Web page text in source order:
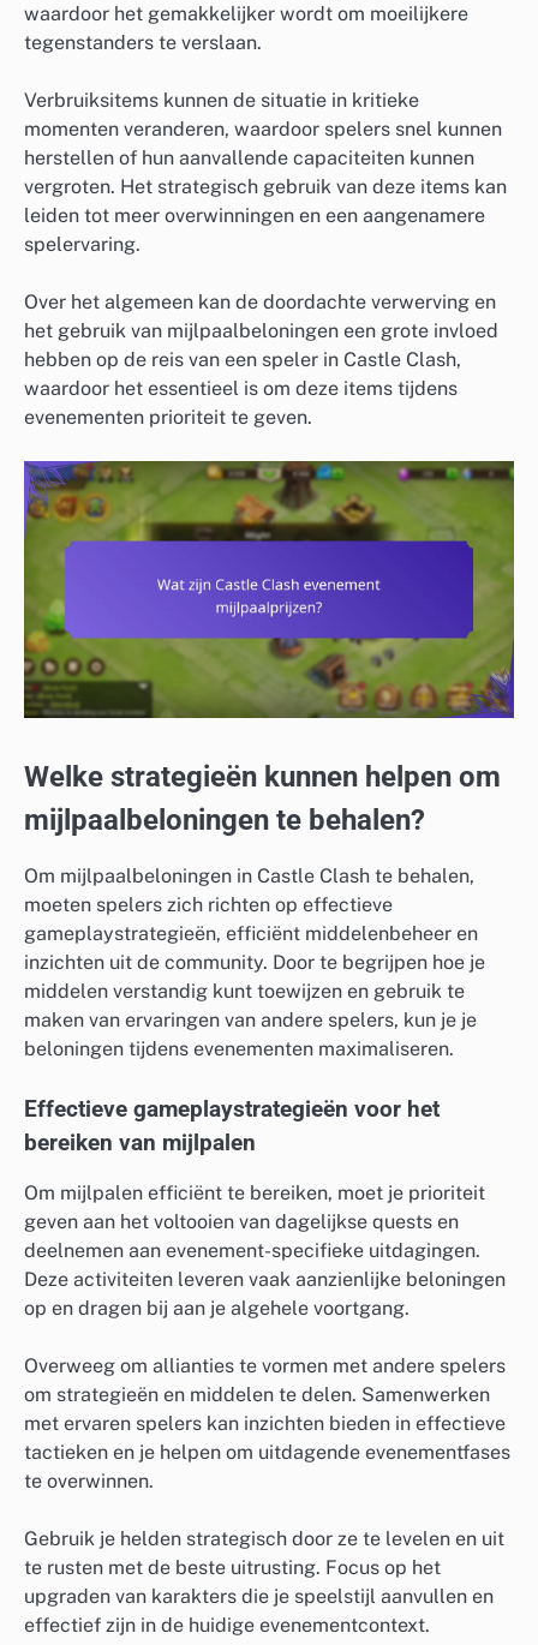
waardoor het gemakkelijker wordt om moeilijkere
tegenstanders te verslaan.
Verbruiksitems kunnen de situatie in kritieke
momenten veranderen, waardoor spelers snel kunnen
herstellen of hun aanvallende capaciteiten kunnen
vergroten. Het strategisch gebruik van deze items kan
leiden tot meer overwinningen en een aangenamere
spelervaring.
Over het algemeen kan de doordachte verwerving en
het gebruik van mijlpaalbeloningen een grote invloed
hebben op de reis van een speler in Castle Clash,
waardoor het essentieel is om deze items tijdens
evenementen prioriteit te geven.
Welke strategieën kunnen helpen om
mijlpaalbeloningen te behalen?
Om mijlpaalbeloningen in Castle Clash te behalen,
moeten spelers zich richten op effectieve
gameplaystrategieën, efficiënt middelenbeheer en
inzichten uit de community. Door te begrijpen hoe je
middelen verstandig kunt toewijzen en gebruik te
maken van ervaringen van andere spelers, kun je je
beloningen tijdens evenementen maximaliseren.
Effectieve gameplaystrategieën voor het
bereiken van mijlpalen
Om mijlpalen efficiënt te bereiken, moet je prioriteit
geven aan het voltooien van dagelijkse quests en
deelnemen aan evenement-specifieke uitdagingen.
Deze activiteiten leveren vaak aanzienlijke beloningen
op en dragen bij aan je algehele voortgang.
Overweeg om allianties te vormen met andere spelers
om strategieën en middelen te delen. Samenwerken
met ervaren spelers kan inzichten bieden in effectieve
tactieken en je helpen om uitdagende evenementfases
te overwinnen.
Gebruik je helden strategisch door ze te levelen en uit
te rusten met de beste uitrusting. Focus op het
upgraden van karakters die je speelstijl aanvullen en
effectief zijn in de huidige evenementcontext.